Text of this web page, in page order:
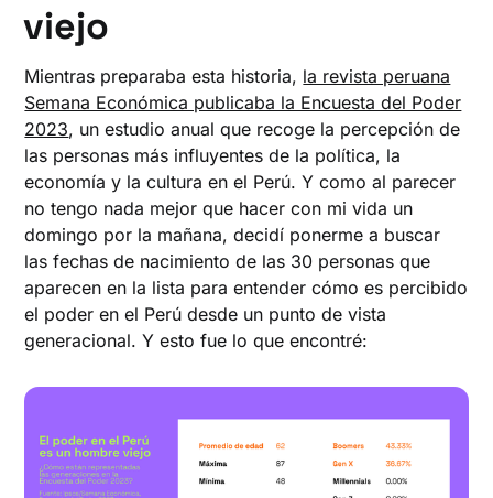
viejo
Mientras preparaba esta historia, la revista peruana
Semana Económica publicaba la Encuesta del Poder
2023, un estudio anual que recoge la percepción de
las personas más influyentes de la política, la
economía y la cultura en el Perú. Y como al parecer
no tengo nada mejor que hacer con mi vida un
domingo por la mañana, decidí ponerme a buscar
las fechas de nacimiento de las 30 personas que
aparecen en la lista para entender cómo es percibido
el poder en el Perú desde un punto de vista
generacional. Y esto fue lo que encontré: